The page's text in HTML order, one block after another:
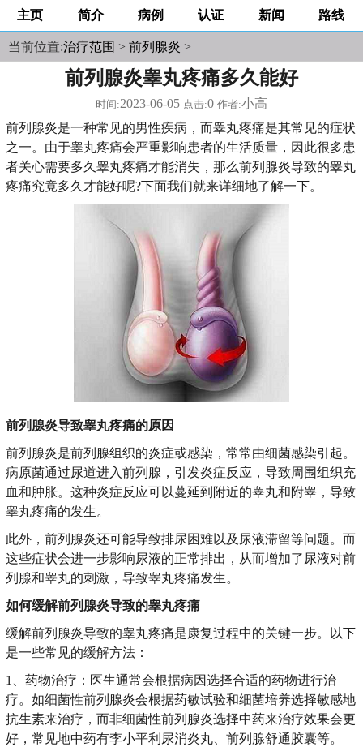
主页 简介 病例 认证 新闻 路线
当前位置:治疗范围 > 前列腺炎 >
前列腺炎睾丸疼痛多久能好
时间:2023-06-05 点击:0 作者:小高
前列腺炎是一种常见的男性疾病，而睾丸疼痛是其常见的症状
之一。由于睾丸疼痛会严重影响患者的生活质量，因此很多患
者关心需要多久睾丸疼痛才能消失，那么前列腺炎导致的睾丸
疼痛究竟多久才能好呢?下面我们就来详细地了解一下。
前列腺炎导致睾丸疼痛的原因
前列腺炎是前列腺组织的炎症或感染，常常由细菌感染引起。
病原菌通过尿道进入前列腺，引发炎症反应，导致周围组织充
血和肿胀。这种炎症反应可以蔓延到附近的睾丸和附睾，导致
睾丸疼痛的发生。
此外，前列腺炎还可能导致排尿困难以及尿液滞留等问题。而
这些症状会进一步影响尿液的正常排出，从而增加了尿液对前
列腺和睾丸的刺激，导致睾丸疼痛发生。
如何缓解前列腺炎导致的睾丸疼痛
缓解前列腺炎导致的睾丸疼痛是康复过程中的关键一步。以下
是一些常见的缓解方法：
1、药物治疗：医生通常会根据病因选择合适的药物进行治
疗。如细菌性前列腺炎会根据药敏试验和细菌培养选择敏感地
抗生素来治疗，而非细菌性前列腺炎选择中药来治疗效果会更
好，常见地中药有李小平利尿消炎丸、前列腺舒通胶囊等。